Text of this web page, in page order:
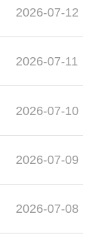
2026-07-12
2026-07-11
2026-07-10
2026-07-09
2026-07-08